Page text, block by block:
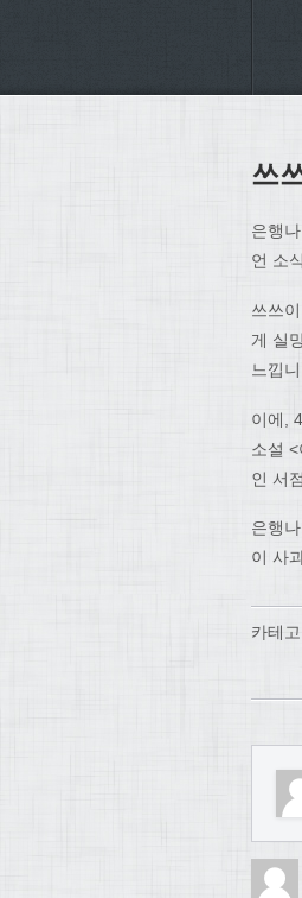
쓰
은행
언 소
쓰쓰
게 실
느낍니
이에,
소설
인 서
은행
이 사
카테